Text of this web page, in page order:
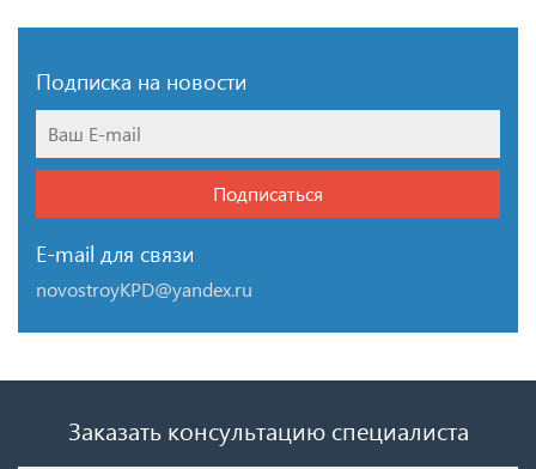
Подписка на новости
Подписаться
E-mail для связи
novostroyKPD@yandex.ru
Заказать консультацию специалиста